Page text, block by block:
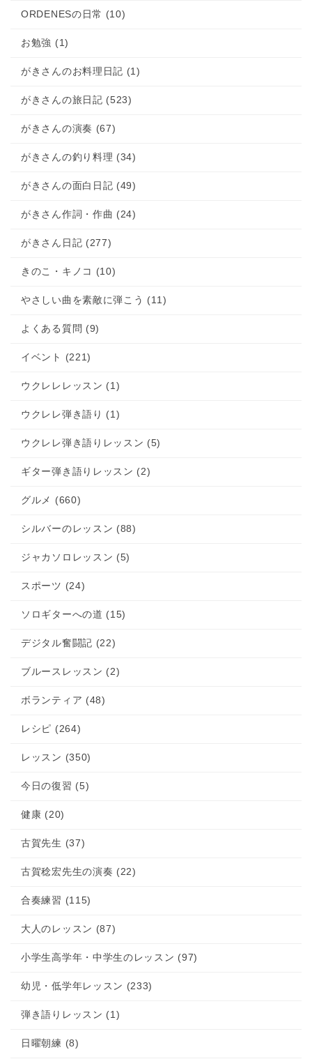
ORDENESの日常 (10)
お勉強 (1)
がきさんのお料理日記 (1)
がきさんの旅日記 (523)
がきさんの演奏 (67)
がきさんの釣り料理 (34)
がきさんの面白日記 (49)
がきさん作詞・作曲 (24)
がきさん日記 (277)
きのこ・キノコ (10)
やさしい曲を素敵に弾こう (11)
よくある質問 (9)
イベント (221)
ウクレレレッスン (1)
ウクレレ弾き語り (1)
ウクレレ弾き語りレッスン (5)
ギター弾き語りレッスン (2)
グルメ (660)
シルバーのレッスン (88)
ジャカソロレッスン (5)
スポーツ (24)
ソロギターへの道 (15)
デジタル奮闘記 (22)
ブルースレッスン (2)
ボランティア (48)
レシピ (264)
レッスン (350)
今日の復習 (5)
健康 (20)
古賀先生 (37)
古賀稔宏先生の演奏 (22)
合奏練習 (115)
大人のレッスン (87)
小学生高学年・中学生のレッスン (97)
幼児・低学年レッスン (233)
弾き語りレッスン (1)
日曜朝練 (8)